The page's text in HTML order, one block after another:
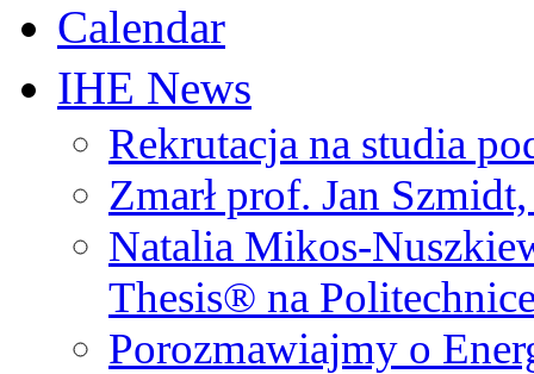
Calendar
IHE News
Rekrutacja na studia
Zmarł prof. Jan
Natalia Mikos-
Thesis® na
Porozmawiajmy o